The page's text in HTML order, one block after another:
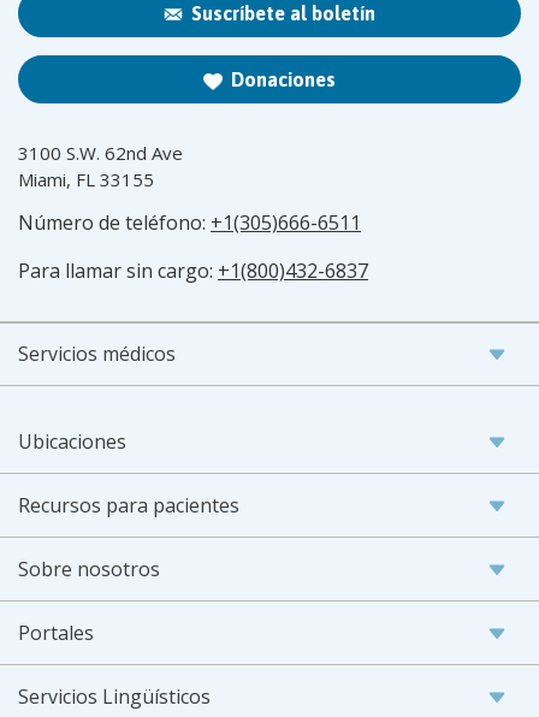
Suscríbete al boletín
Donaciones
3100 S.W. 62nd Ave
Miami, FL 33155
Número de teléfono: +1(305)666-6511
Para llamar sin cargo: +1(800)432-6837
Servicios médicos
Ubicaciones
Recursos para pacientes
Sobre nosotros
Portales
Servicios Lingüísticos